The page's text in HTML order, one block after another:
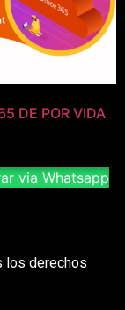
DE POR VIDA
via Whatsapp
los derechos